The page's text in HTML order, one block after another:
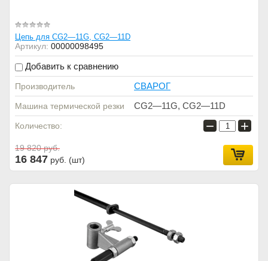
Цепь для CG2—11G, CG2—11D
Артикул: 00000098495
Добавить к сравнению
Производитель СВАРОГ
Машина термической резки CG2—11G, CG2—11D
Количество: − +
19 820руб.
16 847 руб. (шт)